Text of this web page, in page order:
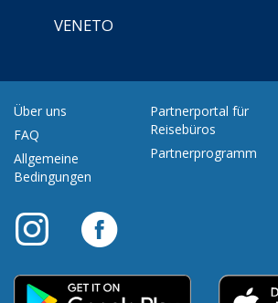
VENETO
Über uns
FAQ
Allgemeine
Bedingungen
Partnerportal für
Reisebüros
Partnerprogramm